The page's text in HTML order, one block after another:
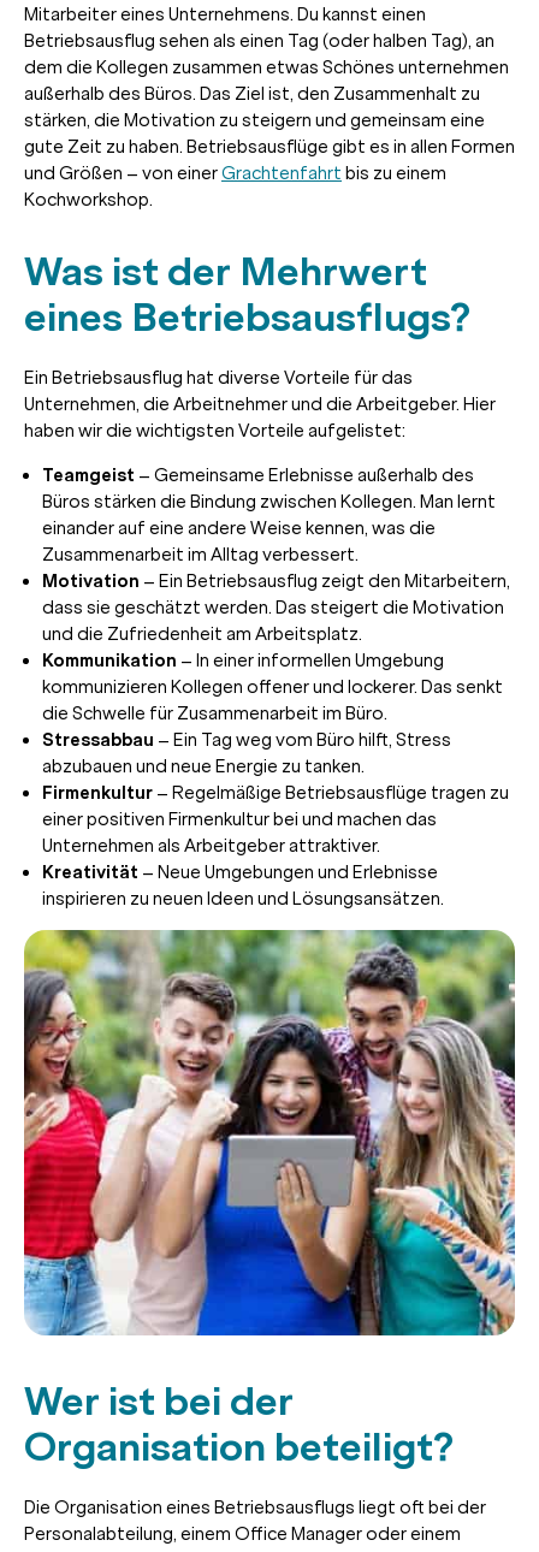
Mitarbeiter eines Unternehmens. Du kannst einen
Betriebsausflug sehen als einen Tag (oder halben Tag), an
dem die Kollegen zusammen etwas Schönes unternehmen
außerhalb des Büros. Das Ziel ist, den Zusammenhalt zu
stärken, die Motivation zu steigern und gemeinsam eine
gute Zeit zu haben. Betriebsausflüge gibt es in allen Formen
und Größen – von einerGrachtenfahrt bis zu einem
Kochworkshop.
Was ist der Mehrwert
eines Betriebsausflugs?
Ein Betriebsausflug hat diverse Vorteile für das
Unternehmen, die Arbeitnehmer und die Arbeitgeber. Hier
haben wir die wichtigsten Vorteile aufgelistet:
Teamgeist – Gemeinsame Erlebnisse außerhalb des
Büros stärken die Bindung zwischen Kollegen. Man lernt
einander auf eine andere Weise kennen, was die
Zusammenarbeit im Alltag verbessert.
Motivation – Ein Betriebsausflug zeigt den Mitarbeitern,
dass sie geschätzt werden. Das steigert die Motivation
und die Zufriedenheit am Arbeitsplatz.
Kommunikation – In einer informellen Umgebung
kommunizieren Kollegen offener und lockerer. Das senkt
die Schwelle für Zusammenarbeit im Büro.
Stressabbau – Ein Tag weg vom Büro hilft, Stress
abzubauen und neue Energie zu tanken.
Firmenkultur – Regelmäßige Betriebsausflüge tragen zu
einer positiven Firmenkultur bei und machen das
Unternehmen als Arbeitgeber attraktiver.
Kreativität – Neue Umgebungen und Erlebnisse
inspirieren zu neuen Ideen und Lösungsansätzen.
Wer ist bei der
Organisation beteiligt?
Die Organisation eines Betriebsausflugs liegt oft bei der
Personalabteilung, einem Office Manager oder einem